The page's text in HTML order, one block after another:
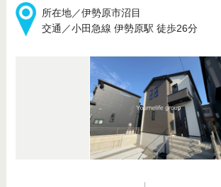
所在地／伊勢原市沼目
交通／小田急線 伊勢原駅 徒歩26分